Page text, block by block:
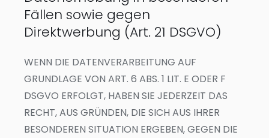
Fällen sowie gegen
Direktwerbung (Art. 21 DSGVO)
WENN DIE DATENVERARBEITUNG AUF
GRUNDLAGE VON ART. 6 ABS. 1 LIT. E ODER F
DSGVO ERFOLGT, HABEN SIE JEDERZEIT DAS
RECHT, AUS GRÜNDEN, DIE SICH AUS IHRER
BESONDEREN SITUATION ERGEBEN, GEGEN DIE